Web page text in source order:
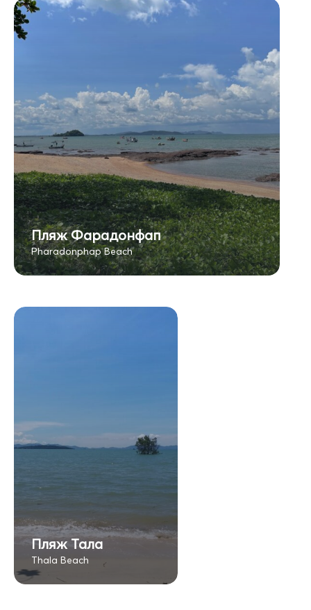
Пляж Фарадонфап
Pharadonphap Beach
Пляж Тала
Thala Beach